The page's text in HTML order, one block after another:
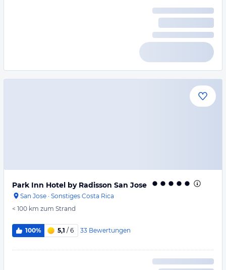
Park Inn Hotel by Radisson San Jose
San Jose · Sonstiges Costa Rica
< 100 km zum Strand
100% 5,1 / 6 33 Bewertungen